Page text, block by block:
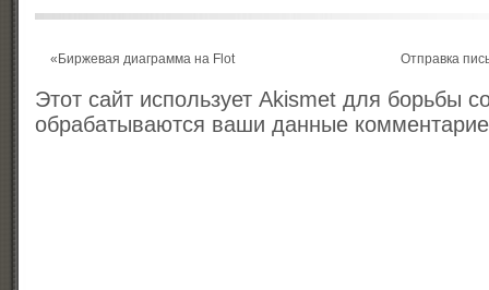
« Биржевая диаграмма на Flot Отправка
Этот сайт использует Akismet для борьбы
обрабатываются ваши данные